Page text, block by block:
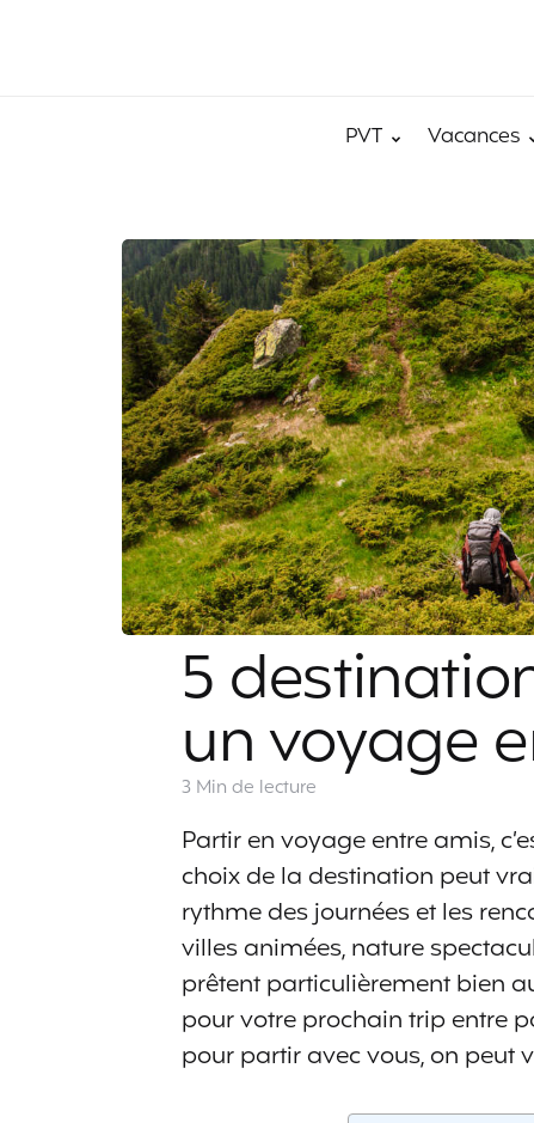
PVT Vacances
5
un voyage
3 Min de lecture
Partir en voyage entre amis,
choix de la destination peut
rythme des journées et les
villes animées, nature
prêtent particulièrement bien
pour votre prochain trip entre
pour partir avec vous, on peut